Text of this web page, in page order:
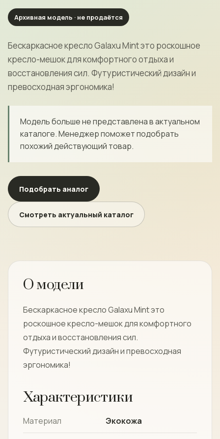
Архивная модель · не продаётся
Бескаркасное кресло Galaxu Mint это роскошное
кресло-мешок для комфортного отдыха и
восстановления сил. Футуристический дизайн и
превосходная эргономика!
Модель больше не представлена в актуальном
каталоге. Менеджер поможет подобрать
похожий действующий товар.
Подобрать аналог
Смотреть актуальный каталог
О модели
Бескаркасное кресло Galaxu Mint это
роскошное кресло-мешок для комфортного
отдыха и восстановления сил.
Футуристический дизайн и превосходная
эргономика!
Характеристики
Материал Экокожа